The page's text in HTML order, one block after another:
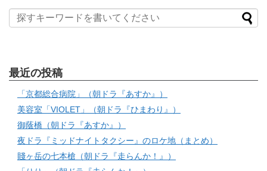
最近の投稿
「京都総合病院」（朝ドラ『あすか』）
美容室「VIOLET」（朝ドラ『ひまわり』）
御蔭橋（朝ドラ『あすか』）
夜ドラ『ミッドナイトタクシー』のロケ地（まとめ）
賤ヶ岳の七本槍（朝ドラ『走らんか！』）